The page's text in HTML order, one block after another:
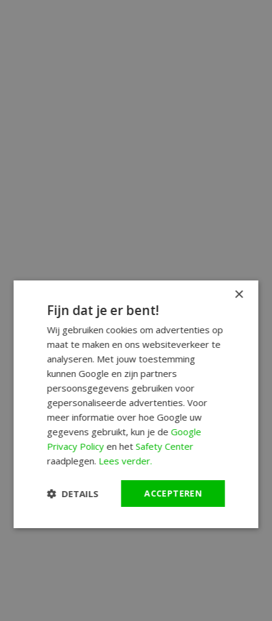
×
Fijn dat je er bent!
Wij gebruiken cookies om advertenties op
maat te maken en ons websiteverkeer te
analyseren. Met jouw toestemming
kunnen Google en zijn partners
persoonsgegevens gebruiken voor
gepersonaliseerde advertenties. Voor
meer informatie over hoe Google uw
gegevens gebruikt, kun je deGoogle
Privacy Policyen hetSafety Center
raadplegen. Lees verder.
ACCEPTEREN
DETAILS